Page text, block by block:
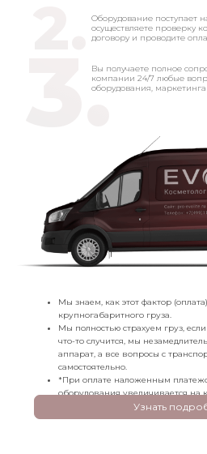
Мы знаем, как этот фактор
крупногабаритного груза.
Мы полностью страхуем груз,
что-то случится, мы
аппарат, а все вопросы с
самостоятельно.
*При оплате наложенным
оборудования увеличивается на
компании (от 3,5%)
Оборудование поступает
осуществляете проверку
договору и проводите
3.
Вы получаете полное
компании 24/7 любые
оборудования,
Узнать